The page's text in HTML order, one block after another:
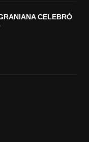
CELEBRÓ